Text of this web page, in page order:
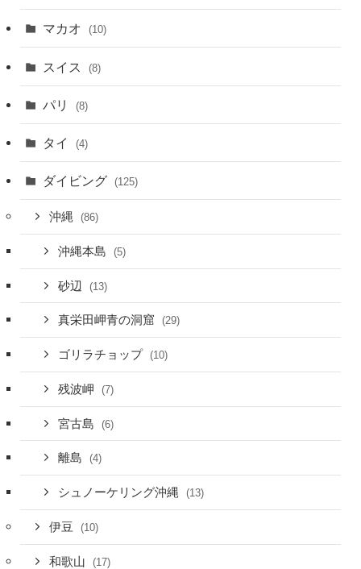
マカオ (10)
スイス (8)
パリ (8)
タイ (4)
ダイビング (125)
沖縄 (86)
沖縄本島 (5)
砂辺 (13)
真栄田岬青の洞窟 (29)
ゴリラチョップ (10)
残波岬 (7)
宮古島 (6)
離島 (4)
シュノーケリング沖縄 (13)
伊豆 (10)
和歌山 (17)